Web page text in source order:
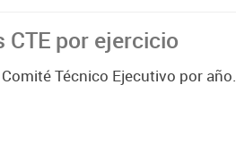
por ejercicio
Técnico Ejecutivo por año.